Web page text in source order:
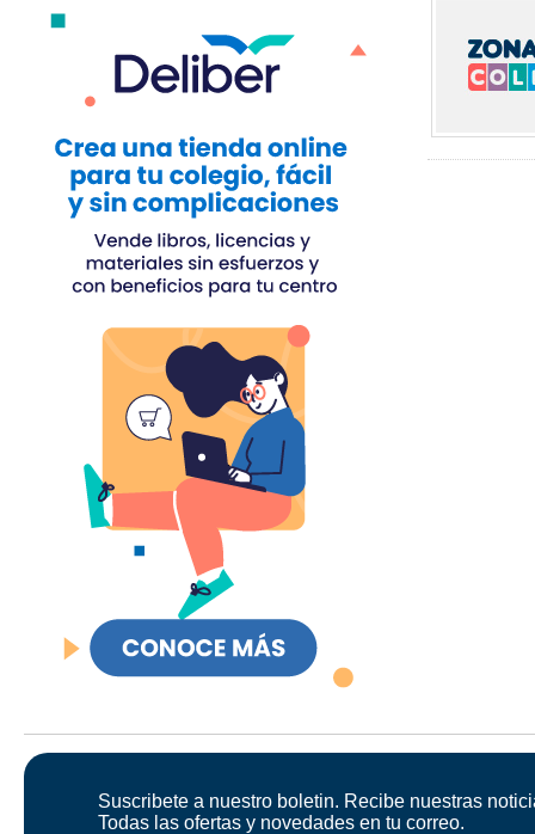
Suscribete a nuestro boletin. Recibe nuestras
Todas las ofertas y novedades en tu correo.